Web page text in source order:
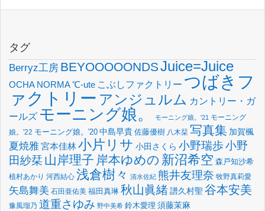
タグ
Berryz工房 BEYOOOOONDSJuice=Juice
OCHA NORMA℃-ute こぶしファクトリー つばきフ
ァクトリー アンジュルム カントリー・ガ
ールズ モーニング娘。 モーニング娘。'21 モーニング
娘。'22 モーニング娘。'20 中島早貴 佐藤優樹 八木栞 写真集 加賀楓
夏焼雅宮本佳林小片リサ 小田さくら 小野瑞歩小野
田紗栞 山岸理子 岸本ゆめの 新沼希空 森戸知沙希
植村あかり 河西結心 浅倉樹々 清水佐紀 熊井友理奈 牧野真莉愛
矢島舞美 石田亜佑美 福田真琳 秋山眞緒譜久村聖 谷本安美
豫風瑠乃 道重さゆみ 野中美希 鈴木愛理 須藤茉麻